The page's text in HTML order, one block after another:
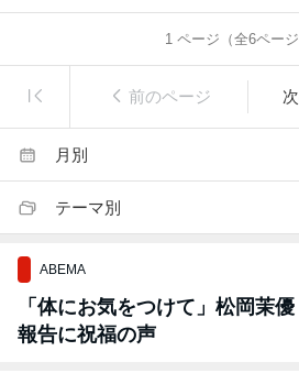
1 ページ（全6ページ
前のページ
月別
テーマ別
ABEMA
「体にお気をつけて」松岡茉
報告に祝福の声